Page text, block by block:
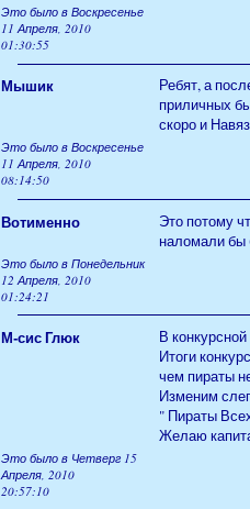
Это было в Воскресенье
11 Апреля, 2010
01:30:55
Мышик
Ребят, а
приличных
скоро и
Это было в Воскресенье
11 Апреля, 2010
08:14:50
Вотименно
Это потому
наломали бы
Это было в Понедельник
12 Апреля, 2010
01:24:21
М-сис Глюк
В
Итоги
чем пираты
Изменим
" Пираты
Желаю
Это было в Четверг 15
Апреля, 2010
20:57:10